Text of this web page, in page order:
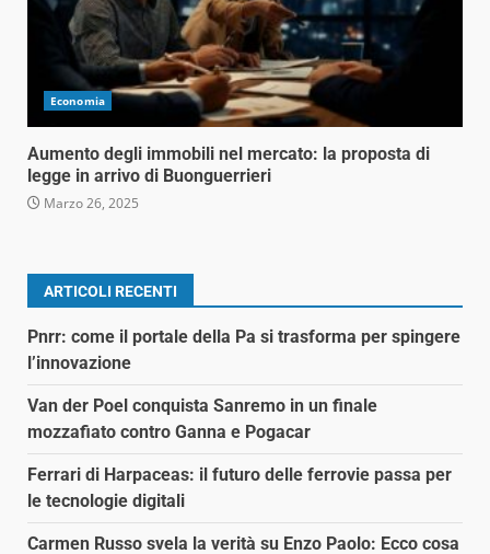
Economia
Aumento degli immobili nel mercato: la proposta di
legge in arrivo di Buonguerrieri
Marzo 26, 2025
ARTICOLI RECENTI
Pnrr: come il portale della Pa si trasforma per spingere
l’innovazione
Van der Poel conquista Sanremo in un finale
mozzafiato contro Ganna e Pogacar
Ferrari di Harpaceas: il futuro delle ferrovie passa per
le tecnologie digitali
Carmen Russo svela la verità su Enzo Paolo: Ecco cosa